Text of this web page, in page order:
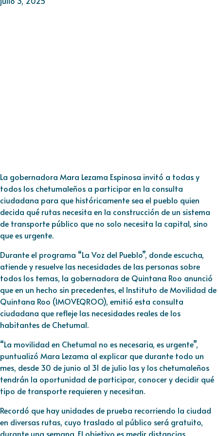
La gobernadora Mara Lezama Espinosa invitó a todas y
todos los chetumaleños a participar en la consulta
ciudadana para que históricamente sea el pueblo quien
decida qué rutas necesita en la construcción de un sistema
de transporte público que no solo necesita la capital, sino
que es urgente.
Durante el programa “La Voz del Pueblo”, donde escucha,
atiende y resuelve las necesidades de las personas sobre
todos los temas, la gobernadora de Quintana Roo anunció
que en un hecho sin precedentes, el Instituto de Movilidad de
Quintana Roo (IMOVEQROO), emitió esta consulta
ciudadana que refleje las necesidades reales de los
habitantes de Chetumal.
“La movilidad en Chetumal no es necesaria, es urgente”,
puntualizó Mara Lezama al explicar que durante todo un
mes, desde 30 de junio al 31 de julio las y los chetumaleños
tendrán la oportunidad de participar, conocer y decidir qué
tipo de transporte requieren y necesitan.
Recordó que hay unidades de prueba recorriendo la ciudad
en diversas rutas, cuyo traslado al público será gratuito,
durante una semana. El objetivo es medir distancias,